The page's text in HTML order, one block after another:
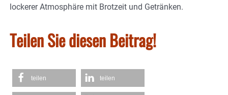
lockerer Atmosphäre mit Brotzeit und Getränken.
Teilen Sie diesen Beitrag!
teilen teilen